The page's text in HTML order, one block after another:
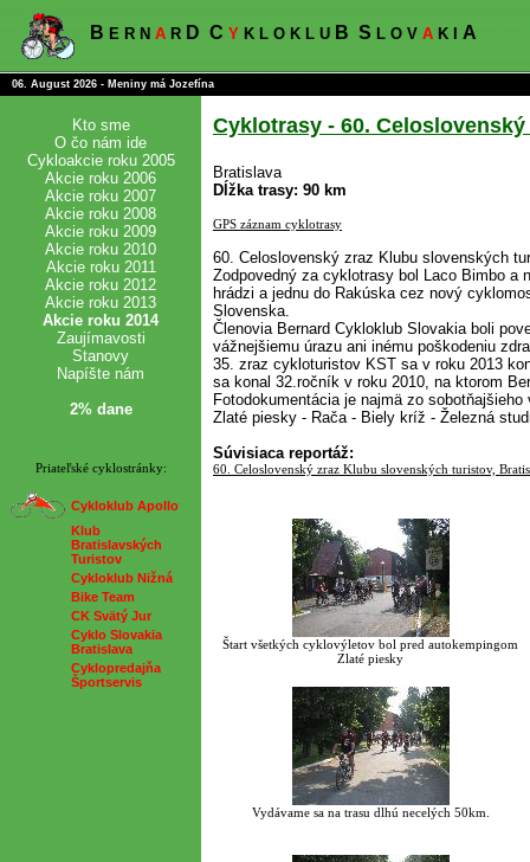
B E R N A R D C Y K L O K L U B S L O V A K I A
06. August 2026 - Meniny má Jozefína
Kto sme
O čo nám ide
Cykloakcie roku 2005
Akcie roku 2006
Akcie roku 2007
Akcie roku 2008
Akcie roku 2009
Akcie roku 2010
Akcie roku 2011
Akcie roku 2012
Akcie roku 2013
Akcie roku 2014
Zaujímavosti
Stanovy
Napíšte nám
2% dane
Priateľské cyklostránky:
Cykloklub Apollo
Klub
Bratislavských
Turistov
Cykloklub Nižná
Bike Team
CK Svätý Jur
Cyklo Slovakia
Bratislava
Cyklopredajňa
Športservis
Cyklotrasy - 60.
Bratislava
Dĺžka trasy: 90 km
GPS záznam cyklotrasy
60. Celoslovenský zraz Klubu slovenských
Zodpovedný za cyklotrasy bol Laco Bimbo a
hrádzi a jednu do Rakúska cez nový
Slovenska.
Členovia Bernard Cykloklub Slovakia boli
vážnejšiemu úrazu ani inému poškodeniu
35. zraz cykloturistov KST sa v roku 2013
sa konal 32.ročník v roku 2010, na ktorom
Fotodokumentácia je najmä zo sobotňajšieho
Zlaté piesky - Rača - Biely kríž - Železná
Súvisiaca reportáž:
60. Celoslovenský zraz Klubu slovenských turistov,
Štart všetkých cyklovýletov bol pred autokempingom
Zlaté piesky
Vydávame sa na trasu dlhú necelých 50km.